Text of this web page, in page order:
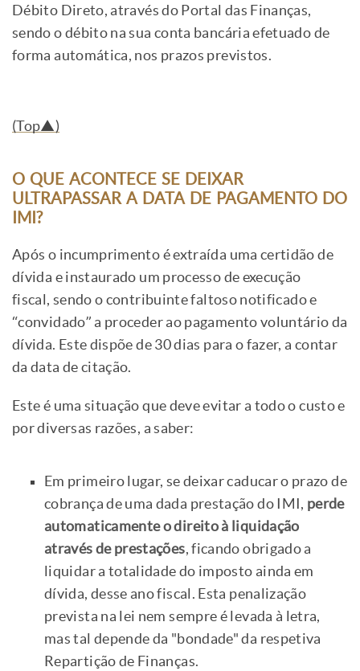
Débito Direto, através do Portal das Finanças,
sendo o débito na sua conta bancária efetuado de
forma automática, nos prazos previstos.
(Top▲)
O QUE ACONTECE SE DEIXAR
ULTRAPASSAR A DATA DE PAGAMENTO DO
IMI?
Após o incumprimento é extraída uma certidão de
dívida e instaurado um processo de execução
fiscal, sendo o contribuinte faltoso notificado e
“convidado” a proceder ao pagamento voluntário da
dívida. Este dispõe de 30 dias para o fazer, a contar
da data de citação.
Este é uma situação que deve evitar a todo o custo e
por diversas razões, a saber:
Em primeiro lugar, se deixar caducar o prazo de
cobrança de uma dada prestação do IMI, perde
automaticamente o direito à liquidação
através de prestações, ficando obrigado a
liquidar a totalidade do imposto ainda em
dívida, desse ano fiscal. Esta penalização
prevista na lei nem sempre é levada à letra,
mas tal depende da "bondade" da respetiva
Repartição de Finanças.